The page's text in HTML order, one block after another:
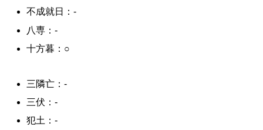
不成就日：-
八専：-
十方暮：○
三隣亡：-
三伏：-
犯土：-